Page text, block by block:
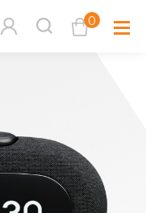
0
多媒體